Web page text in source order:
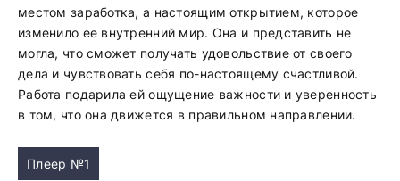
местом заработка, а настоящим открытием, которое
изменило ее внутренний мир. Она и представить не
могла, что сможет получать удовольствие от своего
дела и чувствовать себя по-настоящему счастливой.
Работа подарила ей ощущение важности и уверенность
в том, что она движется в правильном направлении.
Плеер №1